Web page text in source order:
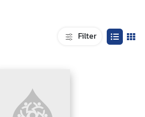
Filter